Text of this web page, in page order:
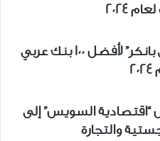
2024
“الوطني” يتصدر قائمة “ذي بانكر” لأفضل 100 بنك عربي
السويس” إلى
والتجارة